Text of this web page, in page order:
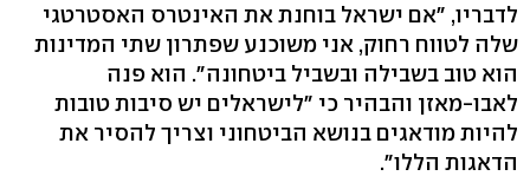
לדבריו, "אם ישראל בוחנת את האינטרס האסטרטגי
שלה לטווח רחוק, אני משוכנע שפתרון שתי המדינות
הוא טוב בשבילה ובשביל ביטחונה". הוא פנה
לאבו-מאזן והבהיר כי "לישראלים יש סיבות טובות
להיות מודאגים בנושא הביטחוני וצריך להסיר את
הדאגות הללו".